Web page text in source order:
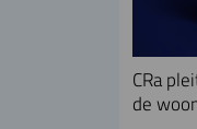
CRa
de